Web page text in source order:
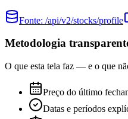
Fonte: /api/v2/stocks/profile
Metodologia
O que esta tela faz — e o que
Preço do último
Datas e períodos